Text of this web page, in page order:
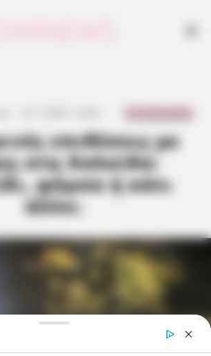
επιθέσεις με
στη Χαλκίδα:
φάρσα ή κάτι
άλλο;